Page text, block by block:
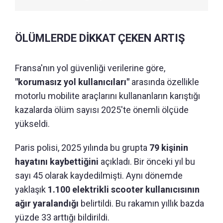
ÖLÜMLERDE DİKKAT ÇEKEN ARTIŞ
Fransa'nın yol güvenliği verilerine göre,
"korumasız yol kullanıcıları" arasında özellikle
motorlu mobilite araçlarını kullananların karıştığı
kazalarda ölüm sayısı 2025'te önemli ölçüde
yükseldi.
Paris polisi, 2025 yılında bu grupta 79 kişinin
hayatını kaybettiğini açıkladı. Bir önceki yıl bu
sayı 45 olarak kaydedilmişti. Aynı dönemde
yaklaşık 1.100 elektrikli scooter kullanıcısının
ağır yaralandığı belirtildi. Bu rakamın yıllık bazda
yüzde 33 arttığı bildirildi.